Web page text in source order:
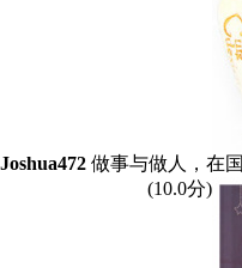
Joshua472 做事与做人，在
(10.0分)